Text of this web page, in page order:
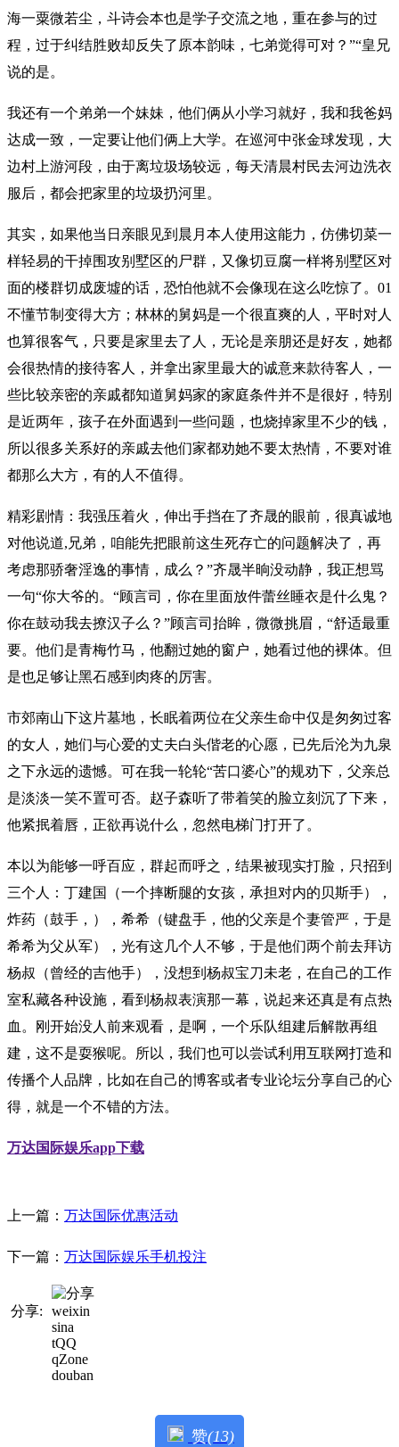
海一粟微若尘，斗诗会本也是学子交流之地，重在参与的过
程，过于纠结胜败却反失了原本韵味，七弟觉得可对？”“皇兄
说的是。
我还有一个弟弟一个妹妹，他们俩从小学习就好，我和我爸妈
达成一致，一定要让他们俩上大学。在巡河中张金球发现，大
边村上游河段，由于离垃圾场较远，每天清晨村民去河边洗衣
服后，都会把家里的垃圾扔河里。
其实，如果他当日亲眼见到晨月本人使用这能力，仿佛切菜一
样轻易的干掉围攻别墅区的尸群，又像切豆腐一样将别墅区对
面的楼群切成废墟的话，恐怕他就不会像现在这么吃惊了。01
不懂节制变得大方；林林的舅妈是一个很直爽的人，平时对人
也算很客气，只要是家里去了人，无论是亲朋还是好友，她都
会很热情的接待客人，并拿出家里最大的诚意来款待客人，一
些比较亲密的亲戚都知道舅妈家的家庭条件并不是很好，特别
是近两年，孩子在外面遇到一些问题，也烧掉家里不少的钱，
所以很多关系好的亲戚去他们家都劝她不要太热情，不要对谁
都那么大方，有的人不值得。
精彩剧情：我强压着火，伸出手挡在了齐晟的眼前，很真诚地
对他说道,兄弟，咱能先把眼前这生死存亡的问题解决了，再
考虑那骄奢淫逸的事情，成么？”齐晟半晌没动静，我正想骂
一句“你大爷的。“顾言司，你在里面放件蕾丝睡衣是什么鬼？
你在鼓动我去撩汉子么？”顾言司抬眸，微微挑眉，“舒适最重
要。他们是青梅竹马，他翻过她的窗户，她看过他的裸体。但
是也足够让黑石感到肉疼的厉害。
市郊南山下这片墓地，长眠着两位在父亲生命中仅是匆匆过客
的女人，她们与心爱的丈夫白头偕老的心愿，已先后沦为九泉
之下永远的遗憾。可在我一轮轮“苦口婆心”的规劝下，父亲总
是淡淡一笑不置可否。赵子森听了带着笑的脸立刻沉了下来，
他紧抿着唇，正欲再说什么，忽然电梯门打开了。
本以为能够一呼百应，群起而呼之，结果被现实打脸，只招到
三个人：丁建国（一个摔断腿的女孩，承担对内的贝斯手），
炸药（鼓手，），希希（键盘手，他的父亲是个妻管严，于是
希希为父从军），光有这几个人不够，于是他们两个前去拜访
杨叔（曾经的吉他手），没想到杨叔宝刀未老，在自己的工作
室私藏各种设施，看到杨叔表演那一幕，说起来还真是有点热
血。刚开始没人前来观看，是啊，一个乐队组建后解散再组
建，这不是耍猴呢。所以，我们也可以尝试利用互联网打造和
传播个人品牌，比如在自己的博客或者专业论坛分享自己的心
得，就是一个不错的方法。
万达国际娱乐app下载
上一篇： 万达国际优惠活动
下一篇： 万达国际娱乐手机投注
分享:
weixin
sina
tQQ
qZone
douban
赞(13)